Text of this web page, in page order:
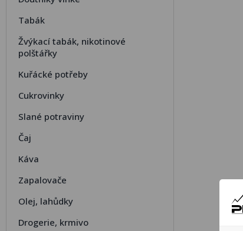
Tabák
Žvýkací tabák, nikotinové
polštářky
Kuřácké potřeby
Cukrovinky
Slané potraviny
Čaj
Káva
Zapalovače
Olej, lahůdky
Drogerie, krmivo